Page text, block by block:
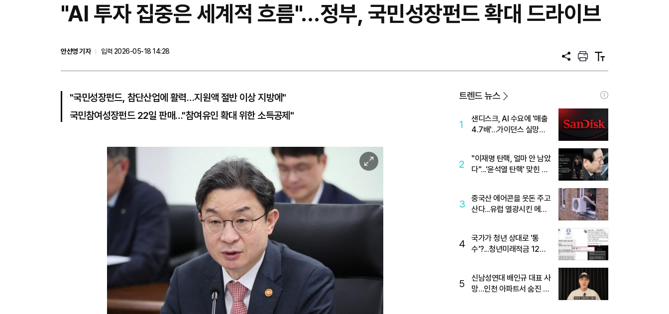
"AI 투자 집중은 세계적 흐름"…정부, 국민성장펀드 확대 드라이브
안선영 기자
입력 2026-05-18 14:28
공
프
트
텍
트
"국민성장펀드, 참단산업에 활력…지원액 절반 이상 지방에"
국민참여성장펀드 22일 판매…"참여유인 확대 위한 소득공제"
이
미
확
대
트렌드 뉴스
1
샌디스크, AI 수요에 '매출
4.7배'…가이던스 실망에
2
"이재명 탄핵, 얼마 안 남았
다"...'윤석열 탄핵' 맞힌 무
3
중국산 에어콘을 웃돈 주고
산다...유럽 열광시킨 메이
4
국가가 청년 상대로 '통
수'?...청년미래적금 12%
5
신남성연대 배인규 대표 사
망…인천 아파트서 숨진 채